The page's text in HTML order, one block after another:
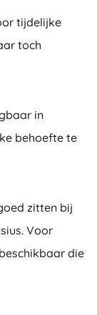
tijdelijke
toch
in
behoefte te
zitten bij
Voor
die